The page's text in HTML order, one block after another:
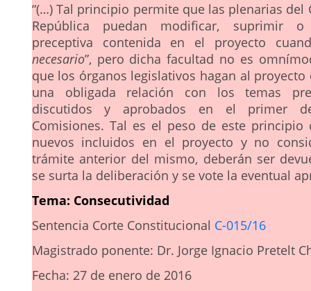
“(…) Tal principio permite que las plenarias del
República puedan modificar, suprimir
preceptiva contenida en el proyecto
necesario”, pero dicha facultad no es
que los órganos legislativos hagan al proyecto
una obligada relación con los temas
discutidos y aprobados en el primer
Comisiones. Tal es el peso de este principio
nuevos incluidos en el proyecto y no
trámite anterior del mismo, deberán ser
se surta la deliberación y se vote la eventual
Tema: Consecutividad
Sentencia Corte Constitucional C-015/16
Magistrado ponente: Dr. Jorge Ignacio Pretelt
Fecha: 27 de enero de 2016